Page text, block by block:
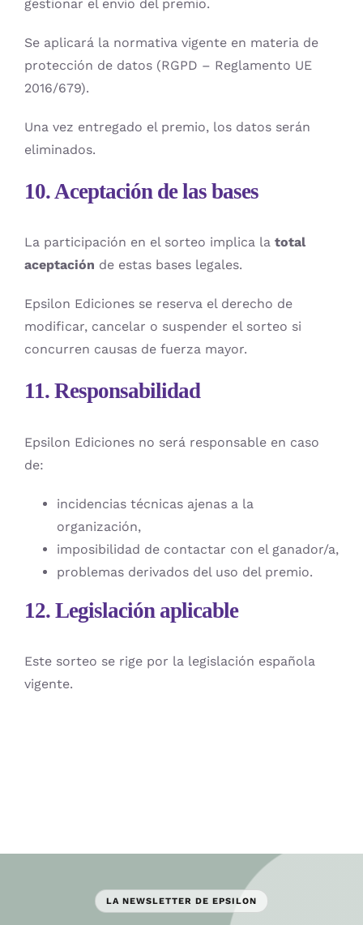
gestionar el envío del premio.
Se aplicará la normativa vigente en materia de
protección de datos (RGPD – Reglamento UE
2016/679).
Una vez entregado el premio, los datos serán
eliminados.
10. Aceptación de las bases
La participación en el sorteo implica la total
aceptación de estas bases legales.
Epsilon Ediciones se reserva el derecho de
modificar, cancelar o suspender el sorteo si
concurren causas de fuerza mayor.
11. Responsabilidad
Epsilon Ediciones no será responsable en caso
de:
incidencias técnicas ajenas a la
organización,
imposibilidad de contactar con el ganador/a,
problemas derivados del uso del premio.
12. Legislación aplicable
Este sorteo se rige por la legislación española
vigente.
LA NEWSLETTER DE EPSILON